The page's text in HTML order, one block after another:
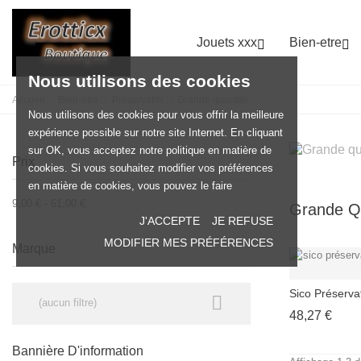
Nous utilisons des cookies
Nous utilisons des cookies pour vous offrir la meilleure
expérience possible sur notre site Internet. En cliquant
sur OK, vous acceptez notre politique en matière de
cookies. Si vous souhaitez modifier vos préférences
en matière de cookies, vous pouvez le faire
J'ACCEPTE
JE REFUSE
MODIFIER MES PRÉFÉRENCES
Jouets xxx Bien-etre
Accueil
Prix
9,00 € - 61,00 €
Marque
(aucun filtre) 
Bannière D'information
Grande
Sico
48,27 €Prix